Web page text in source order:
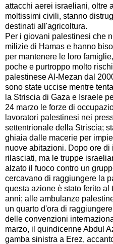
attacchi aerei israeliani, oltre
moltissimi civili, stanno
destinati all'agricoltura.
Per i giovani palestinesi che
milizie di Hamas e hanno
per mantenere le loro
poche e purtroppo molto
palestinese Al-Mezan dal
sono state uccise mentre
la Striscia di Gaza e Israele
24 marzo le forze di
lavoratori palestinesi nei
settentrionale della Striscia;
ghiaia dalle macerie per
nuove abitazioni. Dopo ore
rilasciati, ma le truppe
alzato il fuoco contro un
cercavano di raggiungere la
questa azione è stato ferito
anni; alle ambulanze
un quarto d'ora di
delle convenzioni
marzo, il quindicenne Abdul
gamba sinistra a Erez,